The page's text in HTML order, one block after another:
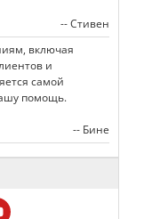
-- Стивен
включая
и
самой
помощь.
-- Бине